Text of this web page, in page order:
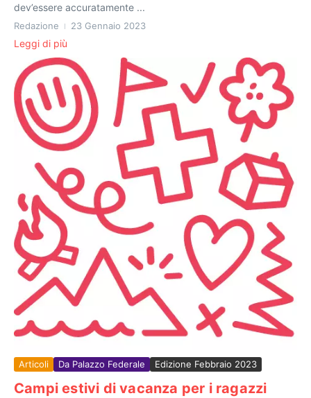
dev’essere accuratamente ...
Redazione 23 Gennaio 2023
Leggi di più
Articoli Da Palazzo Federale Edizione Febbraio 2023
Campi estivi di vacanza per i ragazzi